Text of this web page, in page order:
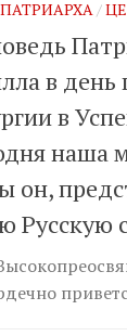
/
в день
в
наша
он,
Русскую